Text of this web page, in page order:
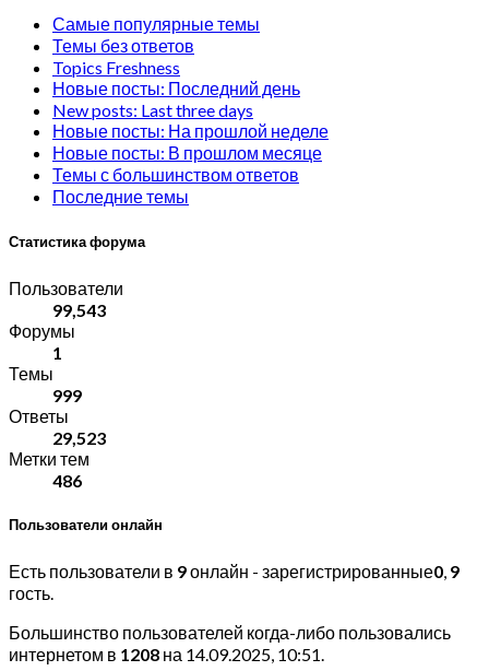
Самые популярные темы
Темы без ответов
Topics Freshness
Новые посты: Последний день
New posts: Last three days
Новые посты: На прошлой неделе
Новые посты: В прошлом месяце
Темы с большинством ответов
Последние темы
Статистика форума
Пользователи
99,543
Форумы
1
Темы
999
Ответы
29,523
Метки тем
486
Пользователи онлайн
Есть пользователи в 9онлайн - зарегистрированные0, 9
гость.
Большинство пользователей когда-либо пользовались
интернетом в 1208 на 14.09.2025, 10:51.